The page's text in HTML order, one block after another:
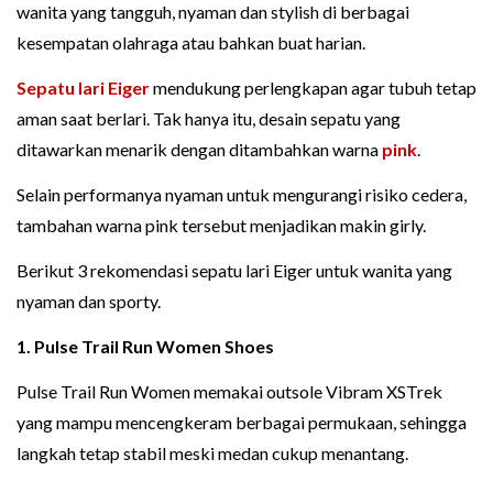
wanita yang tangguh, nyaman dan stylish di berbagai
kesempatan olahraga atau bahkan buat harian.
Sepatu lari Eigermendukung perlengkapan agar tubuh tetap
aman saat berlari. Tak hanya itu, desain sepatu yang
ditawarkan menarik dengan ditambahkan warna pink.
Selain performanya nyaman untuk mengurangi risiko cedera,
tambahan warna pink tersebut menjadikan makin girly.
Berikut 3 rekomendasi sepatu lari Eiger untuk wanita yang
nyaman dan sporty.
1. Pulse Trail Run Women Shoes
Pulse Trail Run Women memakai outsole Vibram XSTrek
yang mampu mencengkeram berbagai permukaan, sehingga
langkah tetap stabil meski medan cukup menantang.